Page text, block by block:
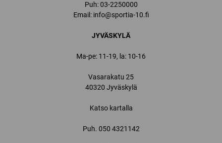
Puh:03-2250000
Email: info@sportia-10.fi
JYVÄSKYLÄ
Ma-pe: 11-19, la: 10-16
Vasarakatu 25
40320 Jyväskylä
Katso kartalla
Puh. 050 4321142